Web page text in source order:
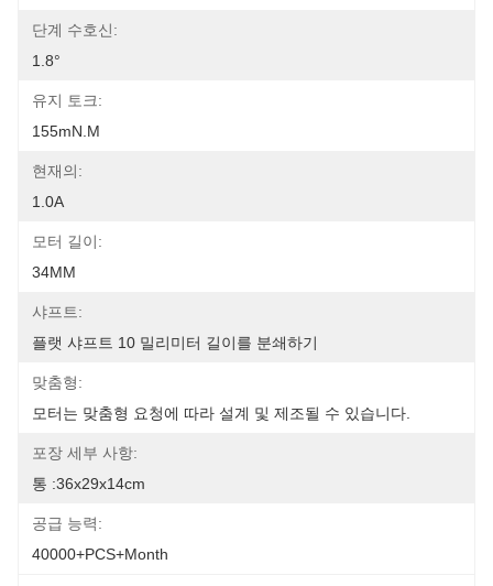
단계 수호신:
1.8°
유지 토크:
155mN.m
현재의:
1.0A
모터 길이:
34MM
샤프트:
플랫 샤프트 10 밀리미터 길이를 분쇄하기
맞춤형:
모터는 맞춤형 요청에 따라 설계 및 제조될 수 있습니다.
포장 세부 사항:
통 :36x29x14cm
공급 능력:
40000+PCS+Month